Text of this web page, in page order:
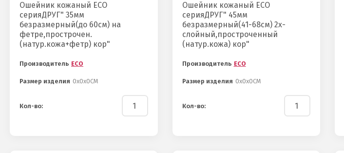
Ошейник кожаный ECO
серияДРУГ" 35мм
безразмерный(до 60см) на
фетре,прострочен.
(натур.кожа+фетр) кор"
Производитель ECO
Размер изделия 0х0х0СМ
Кол-во:
Ошейник кожаный ECO
серияДРУГ" 45мм
безразмерный(41-68см) 2х-
слойный,простроченный
(натур.кожа) кор"
Производитель ECO
Размер изделия 0х0х0СМ
Кол-во: